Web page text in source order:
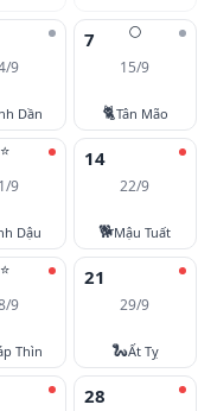
9
Dần
🌕
7
15/9
🐈Tân Mão
⭐
9
Dậu
14
22/9
🐕Mậu Tuất
⭐
9
Thìn
21
29/9
🐍Ất Tỵ
28